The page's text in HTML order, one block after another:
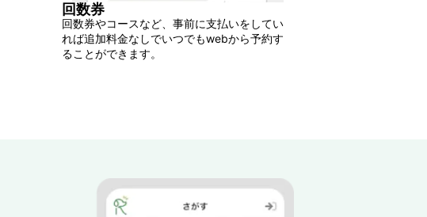
回数券
回数券やコースなど、事前に支払いをしてい
れば追加料金なしでいつでもwebから予約す
ることができます。